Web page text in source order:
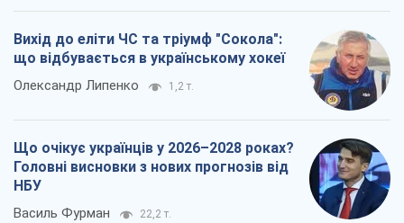
Вихід до еліти ЧС та тріумф "Сокола":
що відбувається в українському хокеї
Олександр Липенко 1,2 т.
Що очікує українців у 2026–2028 роках?
Головні висновки з нових прогнозів від
НБУ
Василь Фурман 22,2 т.